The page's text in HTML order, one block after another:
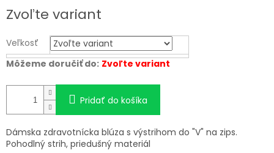
cena:
Zvoľte variant
Veľkosť
Môžeme doručiť do: Zvoľte variant
Pridať do košíka
Dámska zdravotnícka blúza s výstrihom do "V" na zips.
Pohodlný strih, priedušný materiál